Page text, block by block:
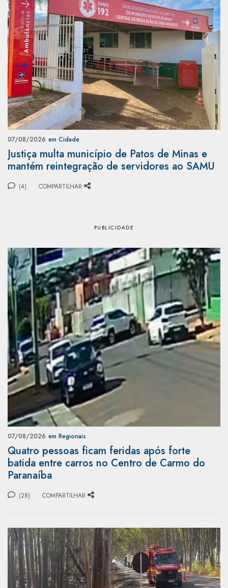
07/08/2026 em Cidade
Justiça multa município de Patos de Minas e
mantém reintegração de servidores ao SAMU
(4) COMPARTILHAR
07/08/2026 em Regionais
Quatro pessoas ficam feridas após forte
batida entre carros no Centro de Carmo do
Paranaíba
(28) COMPARTILHAR